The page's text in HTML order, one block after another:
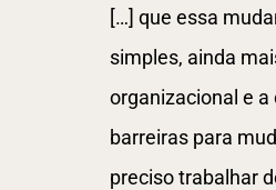
[…] que essa
simples, ainda
organizacional e
barreiras para
preciso trabalhar